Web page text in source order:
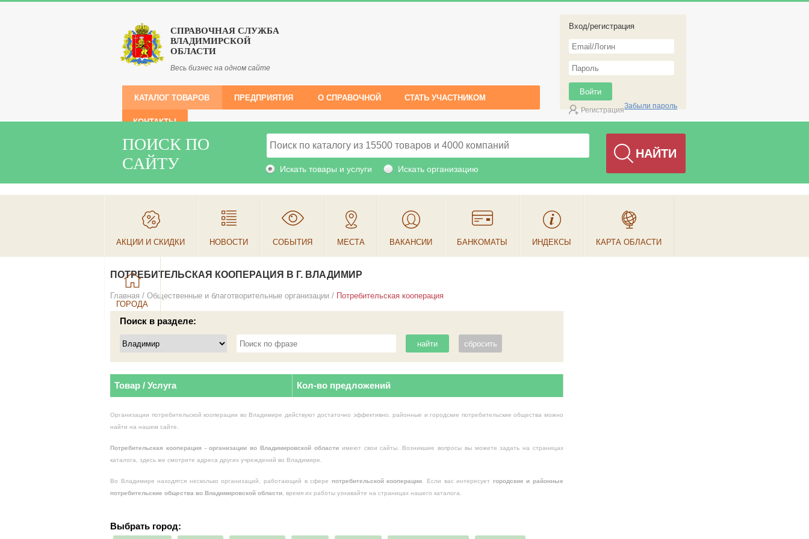
СПРАВОЧНАЯ СЛУЖБА
ВЛАДИМИРСКОЙ
ОБЛАСТИ
Весь бизнес на одном сайте
Вход/регистрация
РегистрацияЗабыли пароль
КАТАЛОГ ТОВАРОВ ПРЕДПРИЯТИЯ О СПРАВОЧНОЙ СТАТЬ УЧАСТНИКОМ
КОНТАКТЫ
ПОИСК ПО
САЙТУ
Искать товары и услуги Искать организацию
АКЦИИ И СКИДКИ НОВОСТИ СОБЫТИЯ МЕСТА ВАКАНСИИ БАНКОМАТЫ ИНДЕКСЫ КАРТА ОБЛАСТИ
ГОРОДА
ПОТРЕБИТЕЛЬСКАЯ КООПЕРАЦИЯ В Г. ВЛАДИМИР
Главная / Общественные и благотворительные организации / Потребительская кооперация
Поиск в разделе:
Товар / Услуга Кол-во предложений
Организации потребительской кооперации во Владимире действуют достаточно эффективно. районные и городские потребительские общества можно
найти на нашем сайте.
Потребительская кооперация - организацииво Владимировской областиимеют свои сайты. Возникшие вопросы вы можете задать на страницах
каталога, здесь же смотрите адреса других учреждений во Владимире.
Во Владимире находятся несколько организаций, работающий в сфере потребительской кооперации . Если вас интересует городские и районные
потребительские общества во Владимировской области , время их работы узнавайте на страницах нашего каталога.
Выбрать город: